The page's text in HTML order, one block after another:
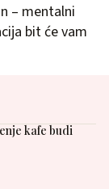
– mentalni
bit će vam
kafe budi